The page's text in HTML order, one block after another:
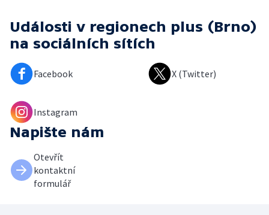
Události v regionech plus (Brno)
na sociálních sítích
Facebook X (Twitter)
Instagram
Napište nám
Otevřít
kontaktní
formulář